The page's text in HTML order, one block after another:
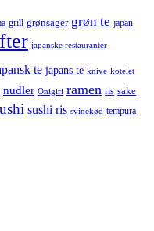
grill grønsager grøn te japan
japanske restauranter
te japans te knive kotelet
nudler Onigiri ramen ris sake
sushi ris svinekød tempura